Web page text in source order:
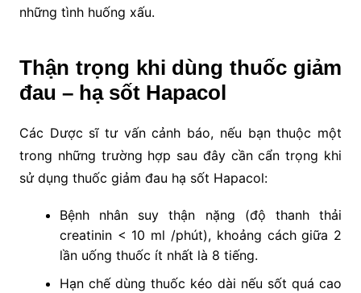
những tình huống xấu.
Thận trọng khi dùng thuốc giảm
đau – hạ sốt Hapacol
Các Dược sĩ tư vấn cảnh báo, nếu bạn thuộc một
trong những trường hợp sau đây cần cẩn trọng khi
sử dụng thuốc giảm đau hạ sốt Hapacol:
Bệnh nhân suy thận nặng (độ thanh thải
creatinin < 10 ml /phút), khoảng cách giữa 2
lần uống thuốc ít nhất là 8 tiếng.
Hạn chế dùng thuốc kéo dài nếu sốt quá cao